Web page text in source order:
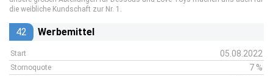
die weibliche Kundschaft zur Nr. 1.
42 Werbemittel
Start 05.08.2022
Stornoquote 7 %